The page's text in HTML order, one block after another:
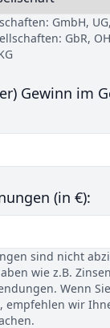
GmbH, UG,
GbR,
Gewinn im
(in €):
sind nicht
wie z.B.
Wenn
empfehlen wir